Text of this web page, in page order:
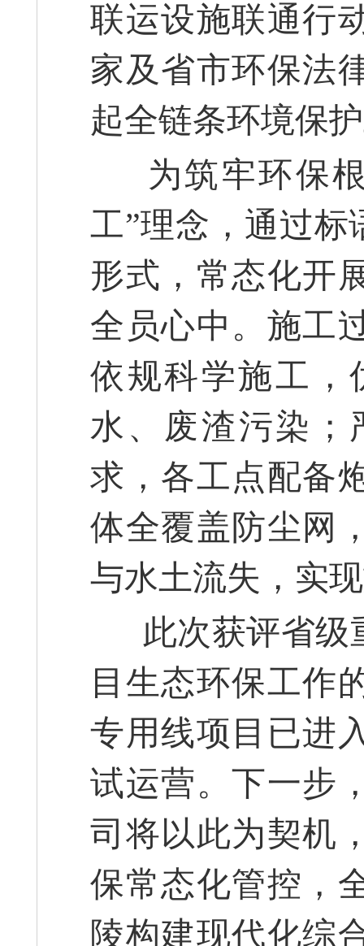
联运设施联通行
家及省市环保法
起全链条环境保
为筑牢环保根
工”理念，通过标
形式，常态化开
全员心中。施工
依规科学施工，
水、废渣污染；
求，各工点配备
体全覆盖防尘网
与水土流失，实
此次获评省级
目生态环保工作
专用线项目已进
试运营。下一步
司将以此为契机
保常态化管控，
陵构建现代化综